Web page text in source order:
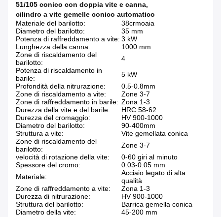
51/105 conico con doppia vite e canna,
cilindro a vite gemelle conico automatico
Materiale del barilotto:
38crmoaia
Diametro del barilotto:
35 mm
Potenza di raffreddamento a vite: 3 kW
Lunghezza della canna:
1000 mm
Zone di riscaldamento del
barilotto:
4
Potenza di riscaldamento in
barile:
5 kW
Profondità della nitrurazione:
0.5-0.8mm
Zone di riscaldamento a vite:
Zone 3-7
Zone di raffreddamento in barile: Zona 1-3
Durezza della vite e del barile:
HRC 58-62
Durezza del cromaggio:
HV 900-1000
Diametro del barilotto:
90-400mm
Struttura a vite:
Vite gemellata conica
Zone di riscaldamento del
barilotto:
Zone 3-7
velocità di rotazione della vite:
0-60 giri al minuto
Spessore del cromo:
0.03-0.05 mm
Materiale:
Acciaio legato di alta
qualità
Zone di raffreddamento a vite:
Zona 1-3
Durezza di nitrurazione:
HV 900-1000
Struttura del barilotto:
Barrica gemella conica
Diametro della vite:
45-200 mm